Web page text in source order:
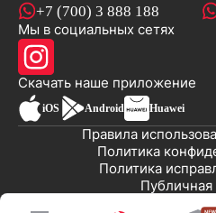
+7 (700) 3 888 188
Мы в социальных сетях
Скачать наше приложение
iOS Android Huawei
Публичная
Политика
Политика
Правила
© 2008-2026